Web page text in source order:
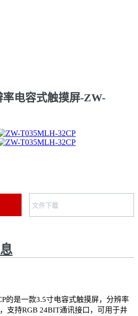
率电容式触摸屏-ZW-
文件下载
的是一款3.5寸电容式触摸屏，分辨率
支持RGB 24BIT通讯接口，可用于井